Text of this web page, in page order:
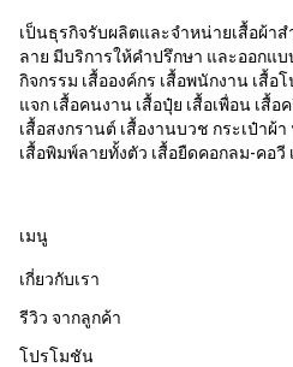
เป็นธุรกิจรับผลิตและจำหน่ายเสื้อผ้าส
ลาย มีบริการให้คำปรึกษา และออกแบ
กิจกรรม เสื้อองค์กร เสื้อพนักงาน เสื้
แจก เสื้อคนงาน เสื้อปุ๋ย เสื้อเพื่อน เสื้
เสื้อสงกรานต์ เสื้องานบวช กระเป๋าผ้
เสื้อพิมพ์ลายทั้งตัว เสื้อยืดคอกลม-คอวี
เมนู
เกี่ยวกับเรา
รีวิว จากลูกค้า
โปรโมชัน